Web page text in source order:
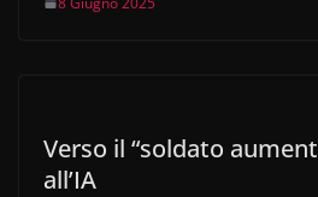
Verso il “soldato
all’IA